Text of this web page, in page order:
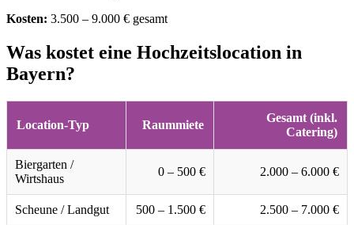
Kosten: 3.500 – 9.000 € gesamt
Was kostet eine Hochzeitslocation in
Bayern?
Location-Typ Raummiete
Gesamt (inkl.
Catering)
Biergarten /
Wirtshaus
0 – 500 € 2.000 – 6.000 €
Scheune / Landgut 500 – 1.500 € 2.500 – 7.000 €